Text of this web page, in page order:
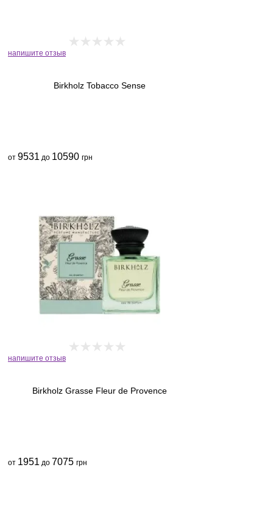
напишите отзыв
Birkholz Tobacco Sense
от 9531 до 10590 грн
напишите отзыв
Birkholz Grasse Fleur de Provence
от 1951 до 7075 грн